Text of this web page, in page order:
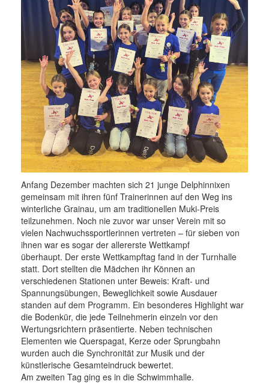
Anfang Dezember machten sich 21 junge Delphinnixen
gemeinsam mit ihren fünf Trainerinnen auf den Weg ins
winterliche Grainau, um am traditionellen Muki-Preis
teilzunehmen. Noch nie zuvor war unser Verein mit so
vielen Nachwuchssportlerinnen vertreten – für sieben von
ihnen war es sogar der allererste Wettkampf
überhaupt. Der erste Wettkampftag fand in der Turnhalle
statt. Dort stellten die Mädchen ihr Können an
verschiedenen Stationen unter Beweis: Kraft- und
Spannungsübungen, Beweglichkeit sowie Ausdauer
standen auf dem Programm. Ein besonderes Highlight war
die Bodenkür, die jede Teilnehmerin einzeln vor den
Wertungsrichtern präsentierte. Neben technischen
Elementen wie Querspagat, Kerze oder Sprungbahn
wurden auch die Synchronität zur Musik und der
künstlerische Gesamteindruck bewertet.
Am zweiten Tag ging es in die Schwimmhalle.